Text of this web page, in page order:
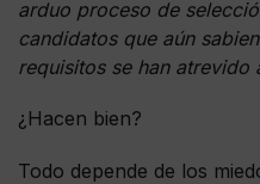
arduo proceso de
candidatos que aún
requisitos se han atrevido
¿Hacen bien?
Todo depende de los